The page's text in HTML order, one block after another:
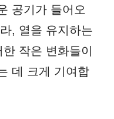
공기가 들어오
, 열을 유지하는
작은 변화들이
데 크게 기여합